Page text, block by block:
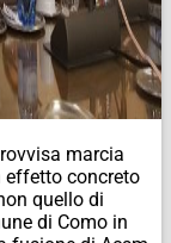
marcia
effetto concreto
quello di
di Como in